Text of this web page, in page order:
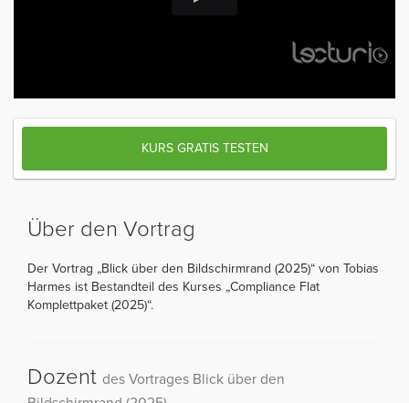
KURS GRATIS TESTEN
Über den Vortrag
Der Vortrag „Blick über den Bildschirmrand (2025)“ von Tobias
Harmes ist Bestandteil des Kurses „Compliance Flat
Komplettpaket (2025)“.
Dozent des Vortrages Blick über den